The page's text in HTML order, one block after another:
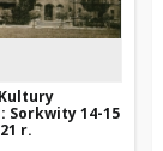
Sorkwity 14-15
r.